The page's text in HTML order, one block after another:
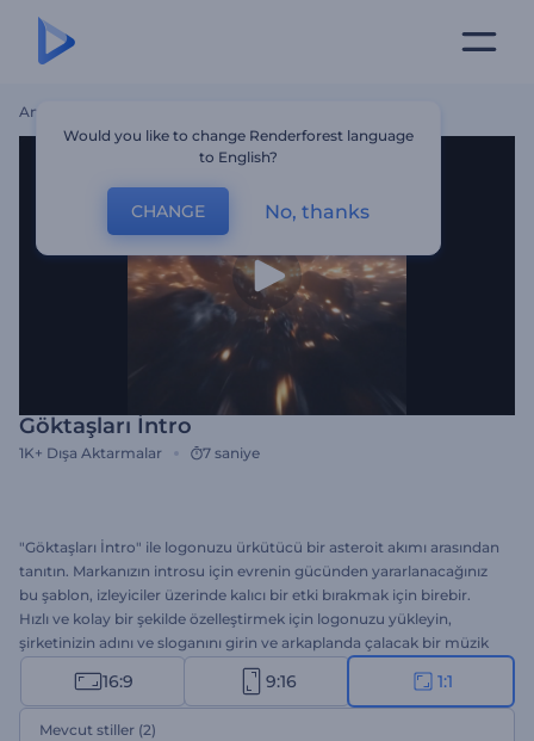
Ana Sayfa
Göktaşları İntro
1K+ Dışa Aktarmalar 7 saniye
"Göktaşları İntro" ile logonuzu ürkütücü bir asteroit akımı arasından
tanıtın. Markanızın introsu için evrenin gücünden yararlanacağınız
bu şablon, izleyiciler üzerinde kalıcı bir etki bırakmak için birebir.
Hızlı ve kolay bir şekilde özelleştirmek için logonuzu yükleyin,
şirketinizin adını ve sloganını girin ve arkaplanda çalacak bir müzik
parçası seçin. Bilim kurgu videoları, teknoloji introları, epik
sunumlar uzay temalı diğer projeler için ideal. Hemen şimdi
deneyin!
16:9 9:16 1:1
Mevcut stiller (2)
Would you like to change Renderforest language
to English?
CHANGE No, thanks